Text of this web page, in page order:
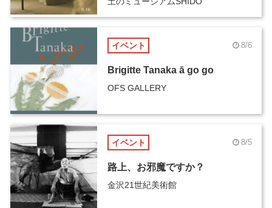
イベント 8/6
Brigitte Tanaka ā go go
OFS GALLERY
イベント 8/5
路上、お邪魔ですか？
金沢21世紀美術館